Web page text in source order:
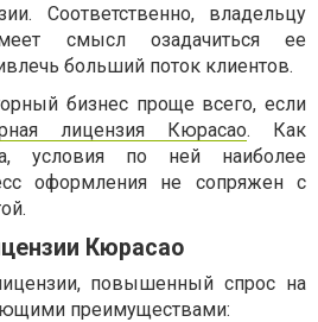
Соответственно, владельцу
смысл озадачиться ее
больший поток клиентов.
бизнес проще всего, если
лицензия Кюрасао. Как
условия по ней наиболее
оформления не сопряжен с
Кюрасао
повышенный спрос на
преимуществами: